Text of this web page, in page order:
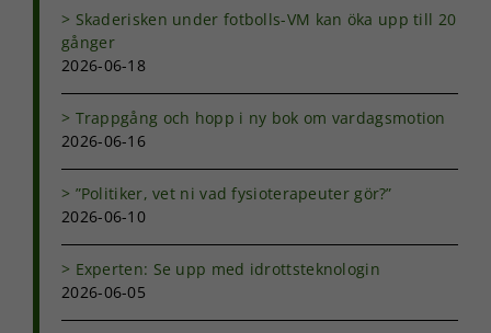
Skaderisken under fotbolls-VM kan öka upp till 20
gånger
2026-06-18
Trappgång och hopp i ny bok om vardagsmotion
2026-06-16
”Politiker, vet ni vad fysioterapeuter gör?”
2026-06-10
Experten: Se upp med idrottsteknologin
2026-06-05